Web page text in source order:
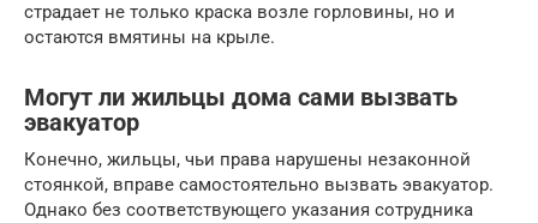
страдает не только краска возле горловины, но и
остаются вмятины на крыле.
Могут ли жильцы дома сами вызвать
эвакуатор
Конечно, жильцы, чьи права нарушены незаконной
стоянкой, вправе самостоятельно вызвать эвакуатор.
Однако без соответствующего указания сотрудника